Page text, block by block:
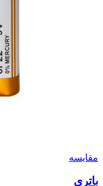
مقایسه
باتری